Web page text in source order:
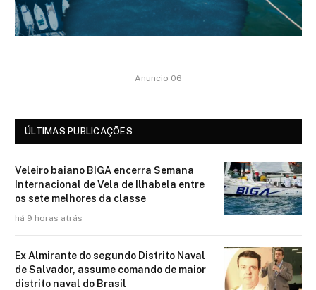
Anuncio 06
ÚLTIMAS PUBLICAÇÕES
Veleiro baiano BIGA encerra Semana
Internacional de Vela de Ilhabela entre
os sete melhores da classe
há 9 horas atrás
Ex Almirante do segundo Distrito Naval
de Salvador, assume comando de maior
distrito naval do Brasil